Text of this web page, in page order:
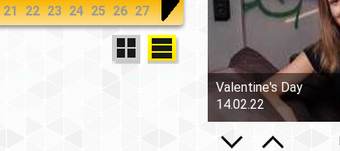
21 22 23 24 25 26 27
Valentine's Day
14.02.22